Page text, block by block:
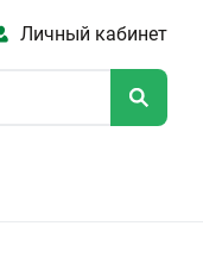
Личный кабинет